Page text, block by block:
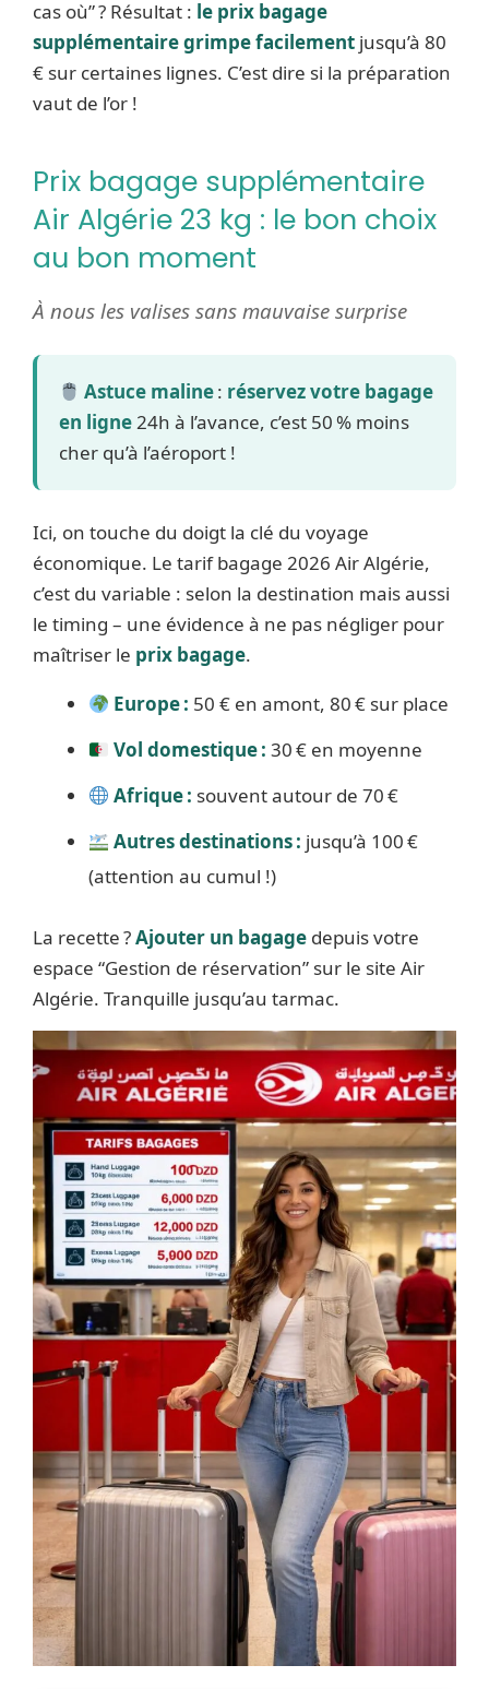
cas où” ? Résultat : le prix bagage
supplémentaire grimpe facilement jusqu’à 80
€ sur certaines lignes. C’est dire si la préparation
vaut de l’or !
Prix bagage supplémentaire
Air Algérie 23 kg : le bon choix
au bon moment
À nous les valises sans mauvaise surprise
Astuce maline: réservez votre bagage
en ligne24h à l’avance, c’est 50 % moins
cher qu’à l’aéroport !
Ici, on touche du doigt la clé du voyage
économique. Le tarif bagage 2026 Air Algérie,
c’est du variable : selon la destination mais aussi
le timing – une évidence à ne pas négliger pour
maîtriser le prix bagage.
Europe : 50 € en amont, 80 € sur place
Vol domestique : 30 € en moyenne
Afrique : souvent autour de 70 €
Autres destinations : jusqu’à 100 €
(attention au cumul !)
La recette ?Ajouter un bagage depuis votre
espace “Gestion de réservation” sur le site Air
Algérie. Tranquille jusqu’au tarmac.